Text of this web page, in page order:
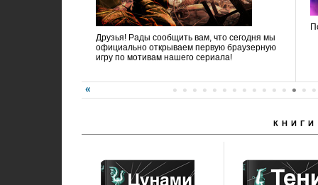
Друзья! Рады сообщить вам, что сегодня мы
официально открываем первую браузерную
игру по мотивам нашего сериала!
КНИГИ